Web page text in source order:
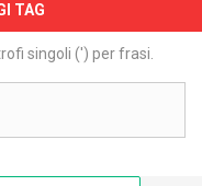
TAG
singoli (') per frasi.